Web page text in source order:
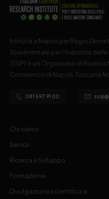
Istituita a Napoli per Regio
Sperimentale per l’Industria
(SSIP) è un Organismo di
Commercio di Napoli, Toscana
081 597 91 00
Chi siamo
Servizi
Ricerca e Sviluppo
Formazione
Divulgazione scientifica e